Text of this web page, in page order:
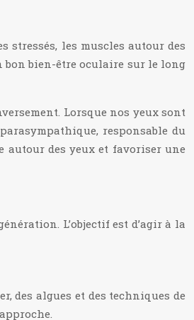
stressés, les muscles autour des
bon bien-être oculaire sur le long
Lorsque nos yeux sont
responsable du
autour des yeux et favoriser une
L’objectif est d’agir à la
des algues et des techniques de